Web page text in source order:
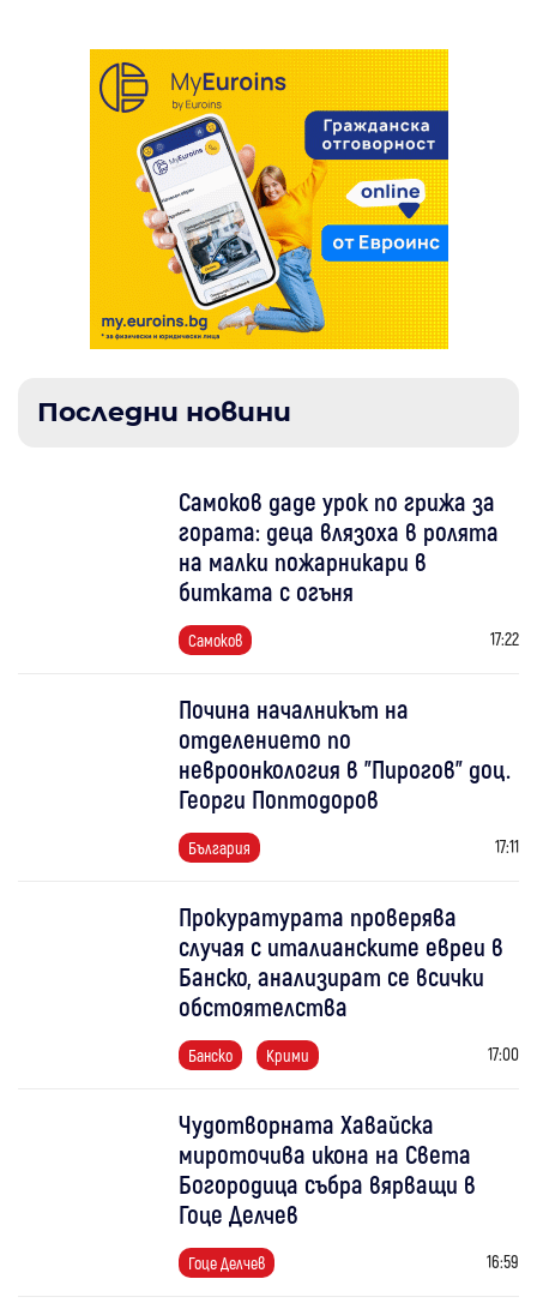
Последни новини
Самоков даде урок по грижа за
гората: деца влязоха в ролята
на малки пожарникари в
битката с огъня
Самоков 17:22
Почина началникът на
отделението по
невроонкология в "Пирогов" доц.
Георги Поптодоров
България 17:11
Прокуратурата проверява
случая с италианските евреи в
Банско, анализират се всички
обстоятелства
Банско Крими 17:00
Чудотворната Хавайска
мироточива икона на Света
Богородица събра вярващи в
Гоце Делчев
Гоце Делчев 16:59